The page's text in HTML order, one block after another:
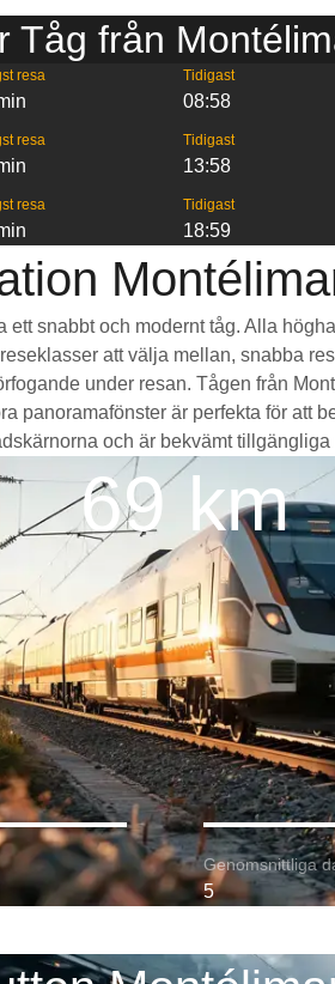
Tåg från
resa Tidigast
08:58
resa Tidigast
13:58
resa Tidigast
18:59
snabbt och modernt tåg. Alla
att välja mellan, snabba
under resan. Tågen från
panoramafönster är perfekta för
och är bekvämt
69 km
Genomsnittliga
5